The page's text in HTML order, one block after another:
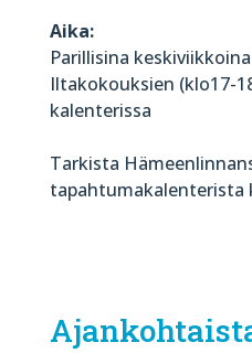
Aika:
Parillisina
Iltakokouksien (klo17-
kalenterissa
Tarkista
tapahtumakalenterista